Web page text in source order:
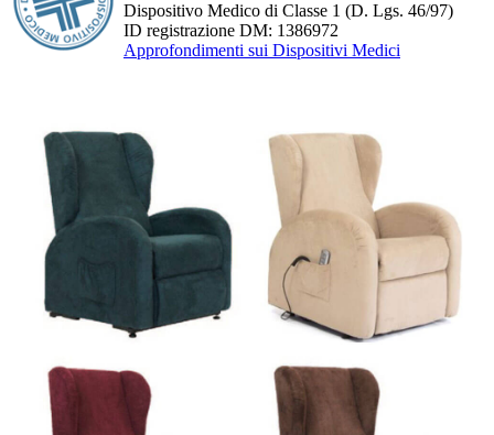
Dispositivo Medico di Classe 1 (D. Lgs. 46/97)
ID registrazione DM: 1386972
Approfondimenti sui Dispositivi Medici